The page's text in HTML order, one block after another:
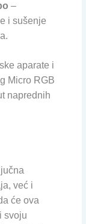
–
i sušenje
aparate i
Micro RGB
naprednih
već i
će ova
svoju